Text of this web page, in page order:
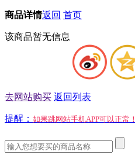
商品详情返回 首页
该商品暂无信息
去网站购买 返回列表
提醒： 如果跳网站手机APP可以正常！